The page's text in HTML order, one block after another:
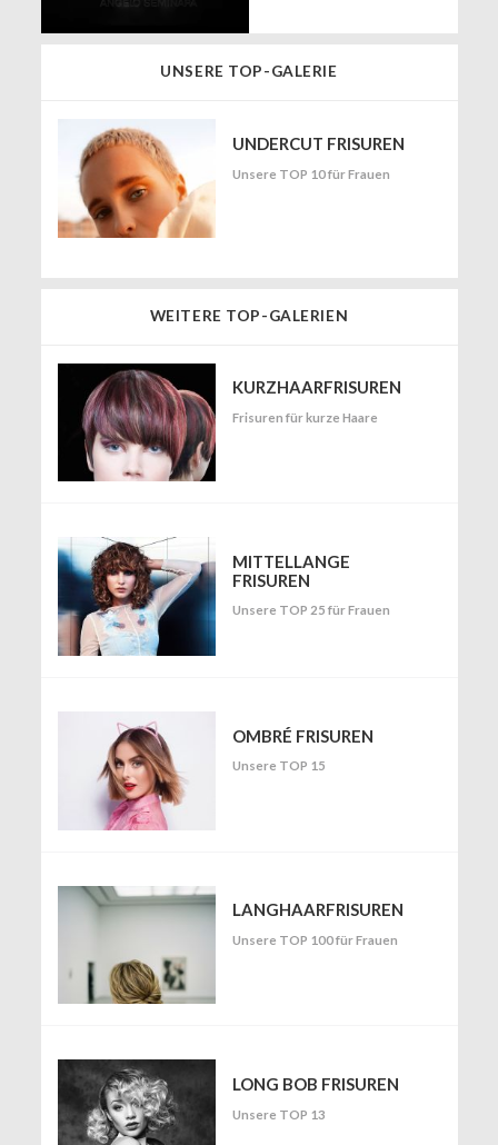
UNSERE TOP-GALERIE
UNDERCUT FRISUREN
Unsere TOP 10 für Frauen
WEITERE TOP-GALERIEN
KURZHAARFRISUREN
Frisuren für kurze Haare
MITTELLANGE
FRISUREN
Unsere TOP 25 für Frauen
OMBRÉ FRISUREN
Unsere TOP 15
LANGHAARFRISUREN
Unsere TOP 100 für Frauen
LONG BOB FRISUREN
Unsere TOP 13